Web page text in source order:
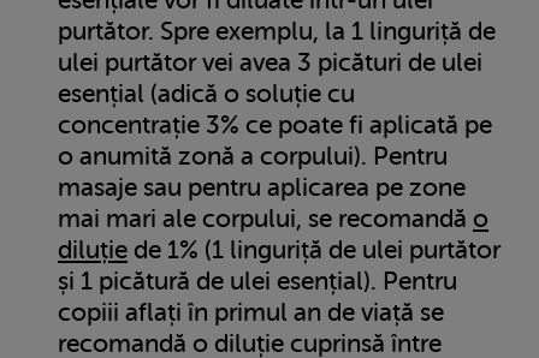
purtător. Spre exemplu, la 1 linguriță de
ulei purtător vei avea 3 picături de ulei
esențial (adică o soluție cu
concentrație 3% ce poate fi aplicată pe
o anumită zonă a corpului). Pentru
masaje sau pentru aplicarea pe zone
mai mari ale corpului, se recomandă o
diluție de 1% (1 linguriță de ulei purtător
și 1 picătură de ulei esențial). Pentru
copiii aflați în primul an de viață se
recomandă o diluție cuprinsă între